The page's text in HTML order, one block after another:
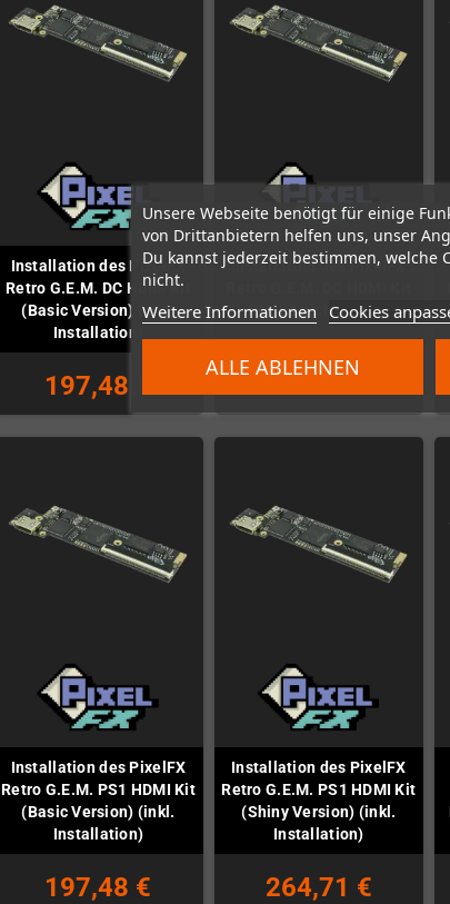
Unsere Webseite benötigt für einige
von Drittanbietern helfen uns, unser
Du kannst jederzeit bestimmen, welche
nicht.
Weitere Informationen Cookies
ALLE ABLEHNEN
Installation des PixelFX
Retro G.E.M. DC HDMI Kit
(Basic Version) (inkl.
Installation)
197,48 €
Installation des PixelFX
(Kit ist nicht dabei)
79,83 €
Installation des PixelFX
Retro G.E.M. PS1 HDMI Kit
(Basic Version) (inkl.
Installation)
197,48 €
Installation des PixelFX
Retro G.E.M. PS1 HDMI Kit
(Shiny Version) (inkl.
Installation)
264,71 €